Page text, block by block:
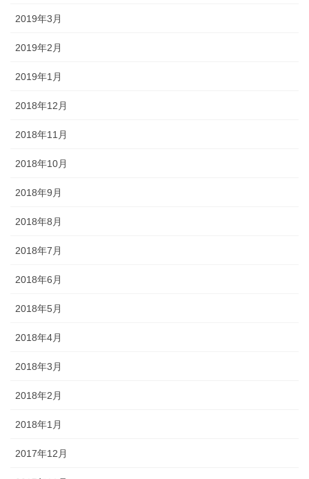
2019年3月
2019年2月
2019年1月
2018年12月
2018年11月
2018年10月
2018年9月
2018年8月
2018年7月
2018年6月
2018年5月
2018年4月
2018年3月
2018年2月
2018年1月
2017年12月